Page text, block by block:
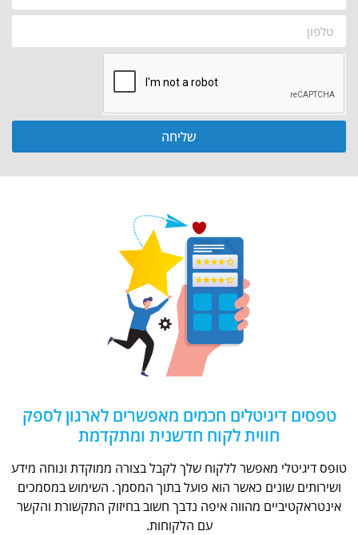
שליחה
טפסים דיגיטלים חכמים מאפשרים לארגון לספק
חווית לקוח חדשנית ומתקדמת
טופס דיגיטלי מאפשר ללקוח שלך לקבל בצורה ממוקדת ונוחה מידע
ושירותים שונים כאשר הוא פועל בתוך המסמך. השימוש במסמכים
אינטראקטיביים מהווה איפה נדבך חשוב בחיזוק התקשורת והקשר
עם הלקוחות.